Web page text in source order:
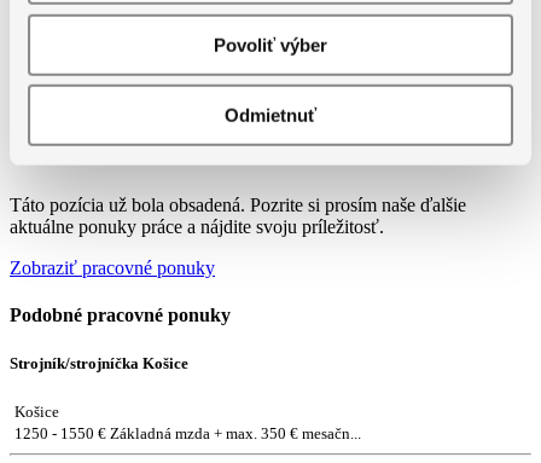
Povoliť výber
Odmietnuť
Táto pozícia už bola obsadená. Pozrite si prosím naše ďalšie
aktuálne ponuky práce a nájdite svoju príležitosť.
Zobraziť pracovné ponuky
Podobné pracovné ponuky
Strojník/strojníčka Košice
Košice
1250 - 1550 € Základná mzda + max. 350 € mesačn...